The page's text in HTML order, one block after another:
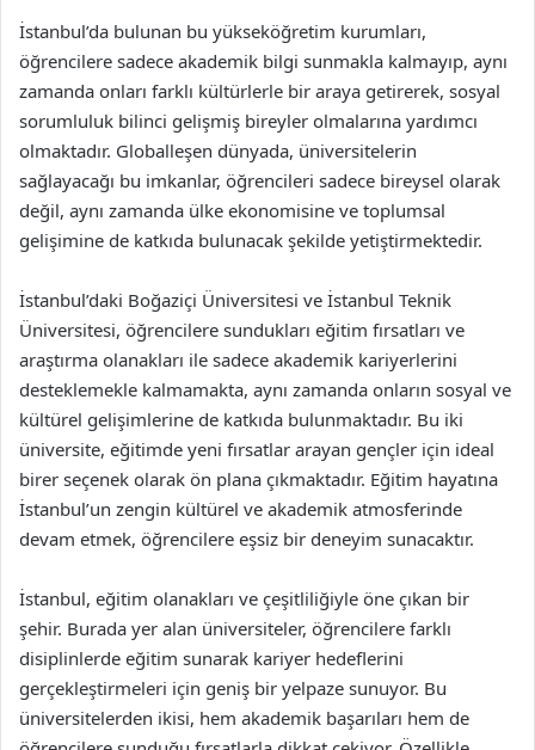
İstanbul’da bulunan bu yükseköğretim kurumları,
öğrencilere sadece akademik bilgi sunmakla kalmayıp, aynı
zamanda onları farklı kültürlerle bir araya getirerek, sosyal
sorumluluk bilinci gelişmiş bireyler olmalarına yardımcı
olmaktadır. Globalleşen dünyada, üniversitelerin
sağlayacağı bu imkanlar, öğrencileri sadece bireysel olarak
değil, aynı zamanda ülke ekonomisine ve toplumsal
gelişimine de katkıda bulunacak şekilde yetiştirmektedir.
İstanbul’daki Boğaziçi Üniversitesi ve İstanbul Teknik
Üniversitesi, öğrencilere sundukları eğitim fırsatları ve
araştırma olanakları ile sadece akademik kariyerlerini
desteklemekle kalmamakta, aynı zamanda onların sosyal ve
kültürel gelişimlerine de katkıda bulunmaktadır. Bu iki
üniversite, eğitimde yeni fırsatlar arayan gençler için ideal
birer seçenek olarak ön plana çıkmaktadır. Eğitim hayatına
İstanbul’un zengin kültürel ve akademik atmosferinde
devam etmek, öğrencilere eşsiz bir deneyim sunacaktır.
İstanbul, eğitim olanakları ve çeşitliliğiyle öne çıkan bir
şehir. Burada yer alan üniversiteler, öğrencilere farklı
disiplinlerde eğitim sunarak kariyer hedeflerini
gerçekleştirmeleri için geniş bir yelpaze sunuyor. Bu
üniversitelerden ikisi, hem akademik başarıları hem de